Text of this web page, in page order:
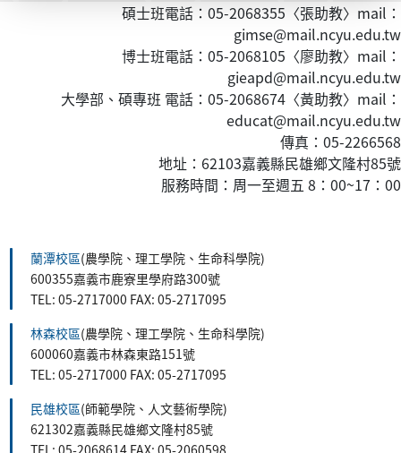
碩士班電話：05-2068355〈張助教〉mail：
gimse@mail.ncyu.edu.tw
博士班電話：05-2068105〈廖助教〉mail：
gieapd@mail.ncyu.edu.tw
大學部、碩專班 電話：05-2068674〈黃助教〉mail：
educat@mail.ncyu.edu.tw
傳真：05-2266568
地址：62103嘉義縣民雄鄉文隆村85號
服務時間：周一至週五 8：00~17：00
蘭潭校區(農學院、理工學院、生命科學院)
600355嘉義市鹿寮里學府路300號
TEL: 05-2717000 FAX: 05-2717095
林森校區(農學院、理工學院、生命科學院)
600060嘉義市林森東路151號
TEL: 05-2717000 FAX: 05-2717095
民雄校區(師範學院、人文藝術學院)
621302嘉義縣民雄鄉文隆村85號
TEL: 05-2068614 FAX: 05-2060598